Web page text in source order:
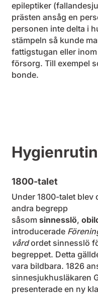
epileptiker
prästen ansåg en
personen inte delta i
stämpeln så kunde
fattigstugan eller
försorg. Till exempel
bonde.
1800-talet
Under 1800-talet blev
andra begrepp
såsom sinnesslö,
introducerade
vård ordet sinnesslö
begreppet. Detta
vara bildbara. 1826
sinnesjukhusläkaren
presenterade en ny